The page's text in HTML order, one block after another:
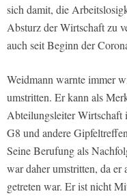
sich damit, die
Absturz der Wirtschaft zu
auch seit Beginn der
Weidmann warnte immer
umstritten. Er kann als
Abteilungsleiter Wirtschaft
G8 und andere
Seine Berufung als
war daher umstritten, da
getreten war. Er ist nicht